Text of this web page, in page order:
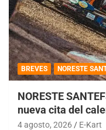
BREVES NORESTE
NORESTE
nueva cita del
4 agosto, 2026 E-Kart